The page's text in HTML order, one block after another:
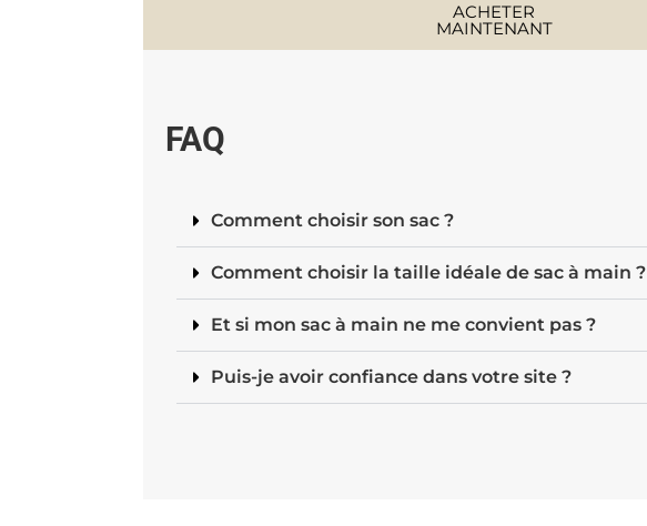
ACHETER
MAINTENANT
FAQ
Comment choisir son sac ?
Comment choisir la taille idéale de sac à main ?
Et si mon sac à main ne me convient pas ?
Puis-je avoir confiance dans votre site ?